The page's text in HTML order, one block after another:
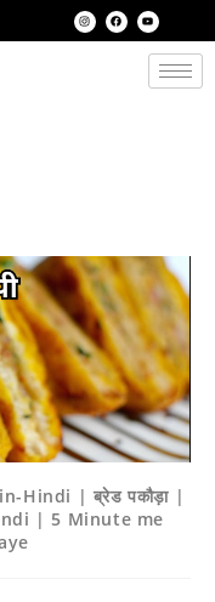
Hindi | ब्रेड पकौड़ा |
| 5 Minute me